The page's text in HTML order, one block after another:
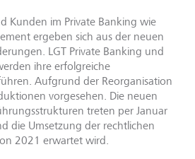
Kunden im Private Banking wie
ergeben sich aus der neuen
LGT Private Banking und
ihre erfolgreiche
Aufgrund der Reorganisation
vorgesehen. Die neuen
treten per Januar
die Umsetzung der rechtlichen
2021 erwartet wird.